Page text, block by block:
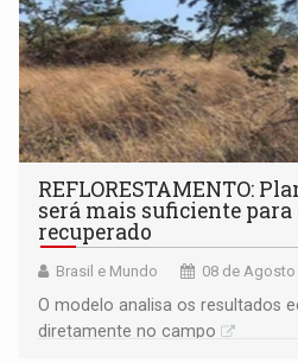
REFLORESTAMENTO:
será mais suficiente
recuperado
Brasil e Mundo 08 de Agosto
O modelo analisa os resultados
diretamente no campo